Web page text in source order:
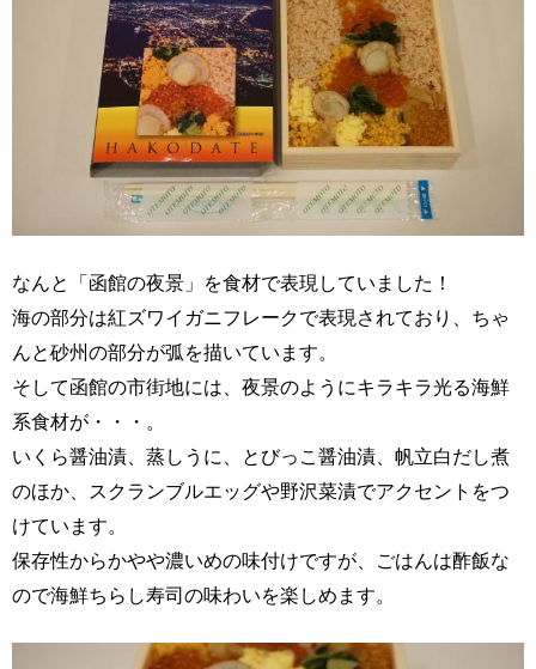
なんと「函館の夜景」を食材で表現していました！
海の部分は紅ズワイガニフレークで表現されており、ちゃ
んと砂州の部分が弧を描いています。
そして函館の市街地には、夜景のようにキラキラ光る海鮮
系食材が・・・。
いくら醤油漬、蒸しうに、とびっこ醤油漬、帆立白だし煮
のほか、スクランブルエッグや野沢菜漬でアクセントをつ
けています。
保存性からかやや濃いめの味付けですが、ごはんは酢飯な
ので海鮮ちらし寿司の味わいを楽しめます。